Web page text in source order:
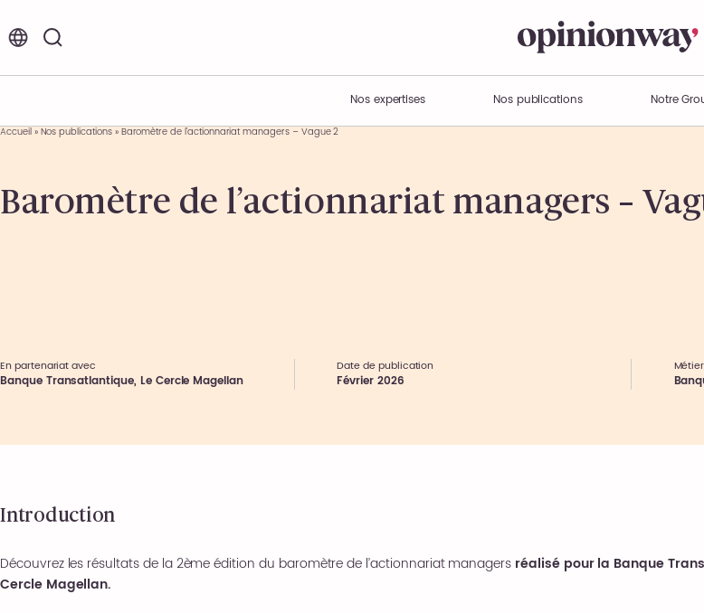
Nos expertises
Vos enjeux
Expertises métiers
Nos publications Notre
Acteur de l’innovation
Présentation du Groupe
Nos offres d’emplois et de stages
Environnement de travail
Accueil»Nos publications»Baromètre de l’actionnariat managers – Vague 2
Baromètre de l’actionnariat managers –
En partenariat avec
Banque Transatlantique, Le Cercle Magellan
Date de publication
Février 2026
Introduction
Découvrez les résultats de la 2ème édition du baromètre de l’actionnariat managers réalisé pour la Banque
Cercle Magellan.